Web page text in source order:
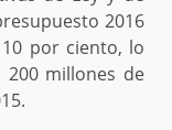
2016
por ciento, lo
millones de